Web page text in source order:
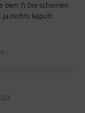
ölen ?) Die scheinen
ja nichts kaputt